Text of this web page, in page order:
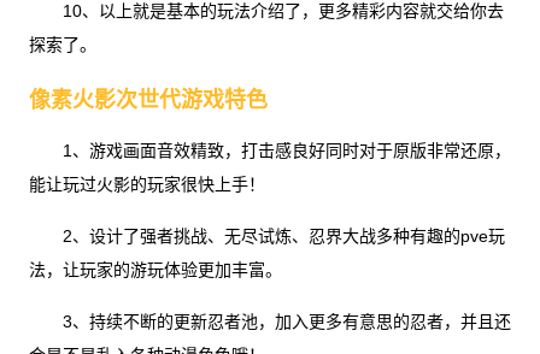
10、以上就是基本的玩法介绍了，更多精彩内容就交给你去
探索了。
像素火影次世代游戏特色
1、游戏画面音效精致，打击感良好同时对于原版非常还原，
能让玩过火影的玩家很快上手！
2、设计了强者挑战、无尽试炼、忍界大战多种有趣的pve玩
法，让玩家的游玩体验更加丰富。
3、持续不断的更新忍者池，加入更多有意思的忍者，并且还